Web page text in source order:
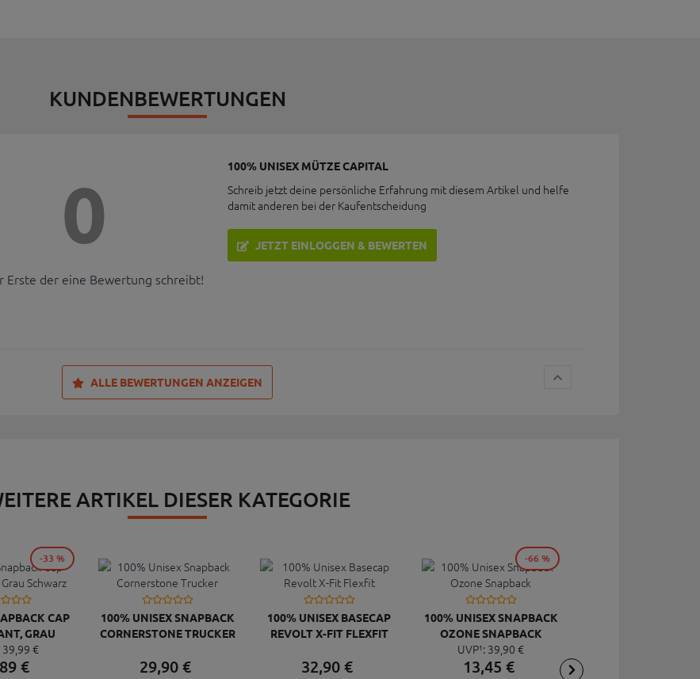
KUNDENBEWERTUNGEN
0
Erste der eine Bewertung schreibt!
100% UNISEX MÜTZE CAPITAL
Schreib jetzt deine persönliche Erfahrung mit diesem Artikel und helfe
damit anderen bei der Kaufentscheidung
JETZT EINLOGGEN & BEWERTEN
ALLE BEWERTUNGEN ANZEIGEN
ARTIKEL DIESER KATEGORIE
CAP
GRAU
39, 99 €
89€
-33 %
100% UNISEX SNAPBACK
CORNERSTONE TRUCKER
29,90€
100% UNISEX BASECAP
REVOLT X-FIT FLEXFIT
32,90€
100% UNISEX SNAPBACK
OZONE SNAPBACK
UVP¹: 39, 90 €
13,45 €
-66 %